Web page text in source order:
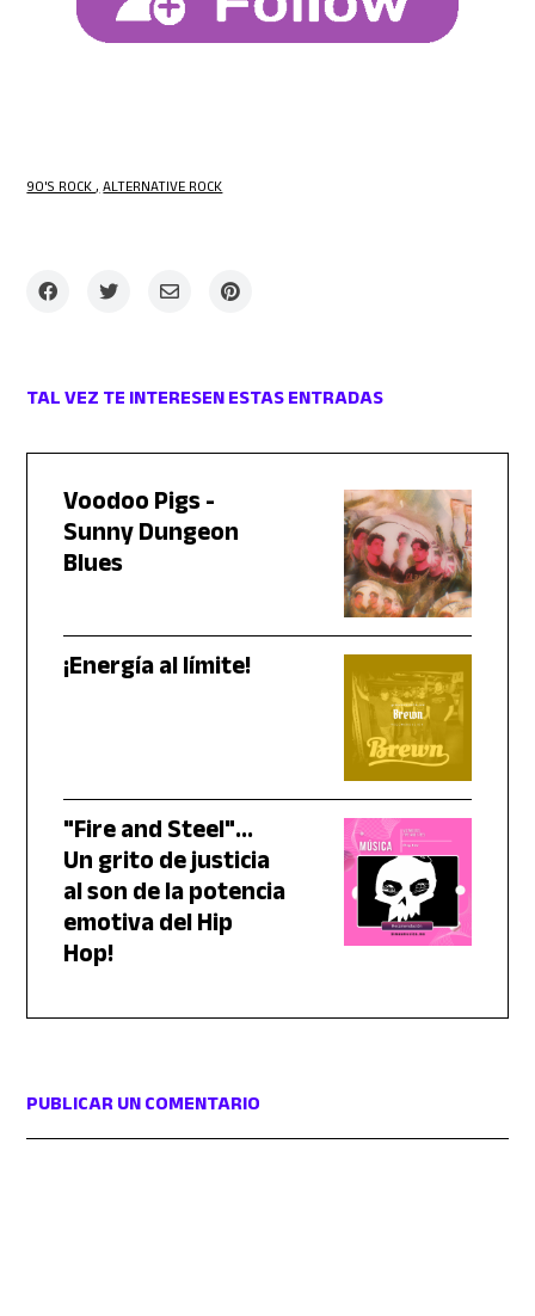
90'S ROCK ALTERNATIVE ROCK
TAL VEZ TE INTERESEN ESTAS ENTRADAS
Voodoo Pigs -
Sunny Dungeon
Blues
¡Energía al límite!
"Fire and Steel"...
Un grito de justicia
al son de la potencia
emotiva del Hip
Hop!
PUBLICAR UN COMENTARIO